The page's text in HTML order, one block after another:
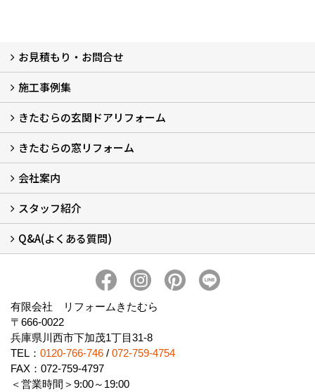
お見積もり・お問合せ
LINEで概算見積もり
チャットで質問
問い合わせフォームから
オンライン相談
電話で相談
無料現地調査をご希望の方
施工事例集
玄関ドアリフォーム
玄関引戸リフォーム
勝手口ドアリフォーム
窓リフォーム
きたむらの玄関ドアリフォーム
玄関ドアリフォームについて
リシェントについて (23)
・玄関ドアバリエーション (52)
・玄関引戸バリエーション (44)
・勝手口ドアバリエーション (11)
安心の自社施工
無料点検
保証について
価格について
概算見積について (2)
きたむらの窓リフォーム
窓リフォームについて (5)
・内窓設置-LIXILインプラス
・内窓設置-AGCまどまど
・窓交換
・エコガラス交換
・防犯・防災ガラス交換
会社案内
会社概要 (2)
ブログ
アクセス
施工エリア
施工までの流れ
SNSインフォメーション
チャット機能
オンライン打合わせ
補助金について (2)
スタッフ紹介
スタッフ紹介
Q&A(よくある質問)
有限会社 リフォームきたむら
〒666-0022
兵庫県川西市下加茂1丁目31-8
TEL： 0120-766-746 / 072-759-4754
FAX：072-759-4797
＜営業時間＞9:00～19:00